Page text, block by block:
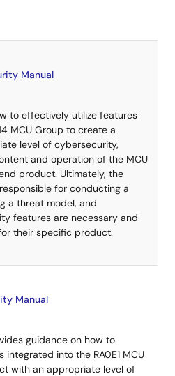
Manual
to effectively utilize features
MCU Group to create a
level of cybersecurity,
and operation of the MCU
product. Ultimately, the
for conducting a
a threat model, and
features are necessary and
their specific product.
Manual
guidance on how to
into the RA0E1 MCU
with an appropriate level of